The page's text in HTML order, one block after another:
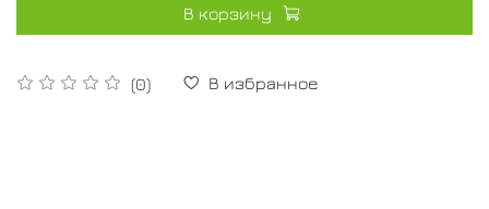
(0) В избранное
В корзину